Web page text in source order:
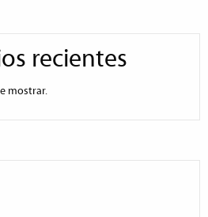
recientes
mostrar.